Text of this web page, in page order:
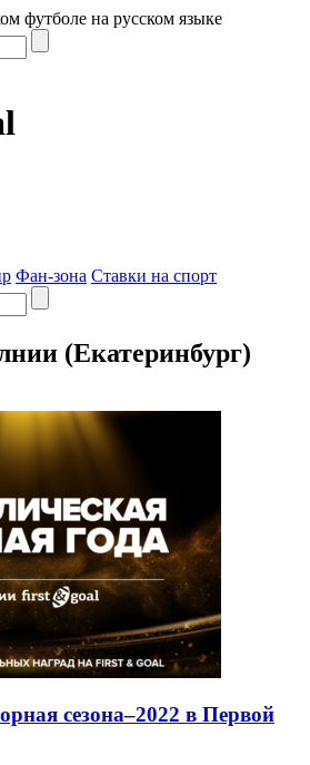
футболе на русском языке
Фан-зона Ставки на спорт
(Екатеринбург)
сезона–2022 в Первой